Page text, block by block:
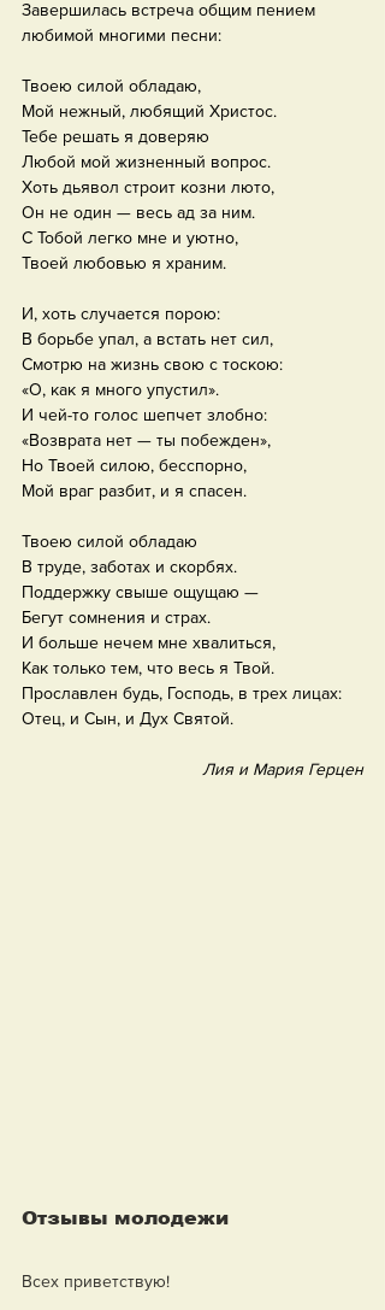
Завершилась встреча общим пением
любимой многими песни:
Твоею силой обладаю,
Мой нежный, любящий Христос.
Тебе решать я доверяю
Любой мой жизненный вопрос.
Хоть дьявол строит козни люто,
Он не один — весь ад за ним.
С Тобой легко мне и уютно,
Твоей любовью я храним.
И, хоть случается порою:
В борьбе упал, а встать нет сил,
Смотрю на жизнь свою с тоскою:
«О, как я много упустил».
И чей-то голос шепчет злобно:
«Возврата нет — ты побежден»,
Но Твоей силою, бесспорно,
Мой враг разбит, и я спасен.
Твоею силой обладаю
В труде, заботах и скорбях.
Поддержку свыше ощущаю —
Бегут сомнения и страх.
И больше нечем мне хвалиться,
Как только тем, что весь я Твой.
Прославлен будь, Господь, в трех лицах:
Отец, и Сын, и Дух Святой.
Лия и Мария Герцен
Отзывы молодежи
Всех приветствую!